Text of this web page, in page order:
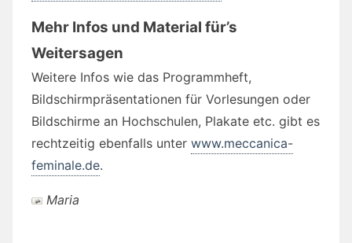
Mehr Infos und Material für’s
Weitersagen
Weitere Infos wie das Programmheft,
Bildschirmpräsentationen für Vorlesungen oder
Bildschirme an Hochschulen, Plakate etc. gibt es
rechtzeitig ebenfalls unter www.meccanica-
feminale.de.
Maria